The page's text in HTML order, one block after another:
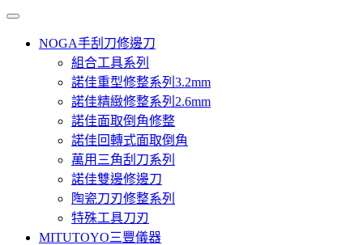
NOGA手刮刀修邊刀
組合工具系列
諾佳重型修整系列3.2mm
諾佳精緻修整系列2.6mm
諾佳面取倒角修整
諾佳回轉式面取倒角
萬用三角刮刀系列
諾佳雙邊修邊刀
陶瓷刀刃修整系列
特殊工具刀刃
MITUTOYO三豐儀器